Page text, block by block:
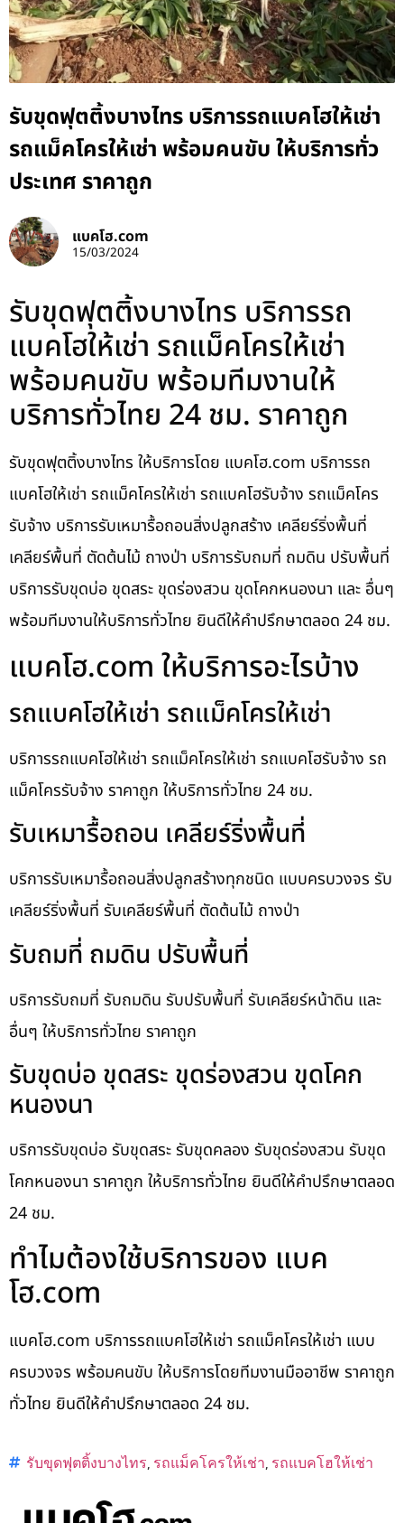
รับขุดฟุตติ้งบางไทร บริการรถแบคโฮให้เช่า
รถแม็คโครให้เช่า พร้อมคนขับ ให้บริการทั่ว
ประเทศ ราคาถูก
แบคโฮ.com
15/03/2024
รับขุดฟุตติ้งบางไทร บริการรถ
แบคโฮให้เช่า รถแม็คโครให้เช่า
พร้อมคนขับ พร้อมทีมงานให้
บริการทั่วไทย 24 ชม. ราคาถูก
รับขุดฟุตติ้งบางไทร ให้บริการโดย แบคโฮ.com บริการรถ
แบคโฮให้เช่า รถแม็คโครให้เช่า รถแบคโฮรับจ้าง รถแม็คโคร
รับจ้าง บริการรับเหมารื้อถอนสิ่งปลูกสร้าง เคลียร์ริ่งพื้นที่
เคลียร์พื้นที่ ตัดต้นไม้ ถางป่า บริการรับถมที่ ถมดิน ปรับพื้นที่
บริการรับขุดบ่อ ขุดสระ ขุดร่องสวน ขุดโคกหนองนา และ อื่นๆ
พร้อมทีมงานให้บริการทั่วไทย ยินดีให้คำปรึกษาตลอด 24 ชม.
แบคโฮ.com ให้บริการอะไรบ้าง
รถแบคโฮให้เช่า รถแม็คโครให้เช่า
บริการรถแบคโฮให้เช่า รถแม็คโครให้เช่า รถแบคโฮรับจ้าง รถ
แม็คโครรับจ้าง ราคาถูก ให้บริการทั่วไทย 24 ชม.
รับเหมารื้อถอน เคลียร์ริ่งพื้นที่
บริการรับเหมารื้อถอนสิ่งปลูกสร้างทุกชนิด แบบครบวงจร รับ
เคลียร์ริ่งพื้นที่ รับเคลียร์พื้นที่ ตัดต้นไม้ ถางป่า
รับถมที่ ถมดิน ปรับพื้นที่
บริการรับถมที่ รับถมดิน รับปรับพื้นที่ รับเคลียร์หน้าดิน และ
อื่นๆ ให้บริการทั่วไทย ราคาถูก
รับขุดบ่อ ขุดสระ ขุดร่องสวน ขุดโคก
หนองนา
บริการรับขุดบ่อ รับขุดสระ รับขุดคลอง รับขุดร่องสวน รับขุด
โคกหนองนา ราคาถูก ให้บริการทั่วไทย ยินดีให้คำปรึกษาตลอด
24 ชม.
ทำไมต้องใช้บริการของ แบค
โฮ.com
แบคโฮ.com บริการรถแบคโฮให้เช่า รถแม็คโครให้เช่า แบบ
ครบวงจร พร้อมคนขับ ให้บริการโดยทีมงานมืออาชีพ ราคาถูก
ทั่วไทย ยินดีให้คำปรึกษาตลอด 24 ชม.
รับขุดฟุตติ้งบางไทร, รถแม็คโครให้เช่า, รถแบคโฮให้เช่า